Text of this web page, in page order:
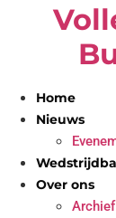
Home
Nieuws
Over ons
Archief